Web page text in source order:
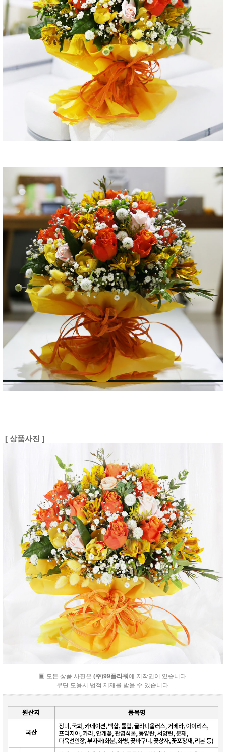
[ 상품사진 ]
▣ 모든 상품 사진은 (주)99플라워에 저작권이 있습니다.
무단 도용시 법적 제재를 받을 수 있습니다.